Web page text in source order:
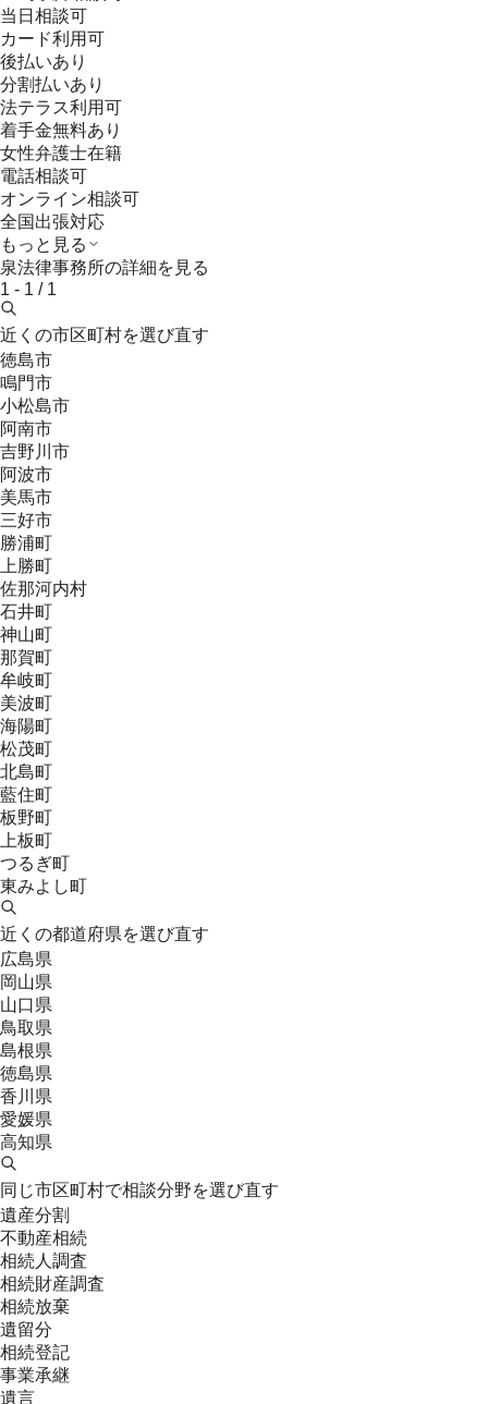
当日相談可
カード利用可
後払いあり
分割払いあり
法テラス利用可
着手金無料あり
女性弁護士在籍
電話相談可
オンライン相談可
全国出張対応
もっと見る
泉法律事務所の詳細を見る
1 - 1 / 1
近くの市区町村を選び直す
徳島市
鳴門市
小松島市
阿南市
吉野川市
阿波市
美馬市
三好市
勝浦町
上勝町
佐那河内村
石井町
神山町
那賀町
牟岐町
美波町
海陽町
松茂町
北島町
藍住町
板野町
上板町
つるぎ町
東みよし町
近くの都道府県を選び直す
広島県
岡山県
山口県
鳥取県
島根県
徳島県
香川県
愛媛県
高知県
同じ市区町村で相談分野を選び直す
遺産分割
不動産相続
相続人調査
相続財産調査
相続放棄
遺留分
相続登記
事業承継
遺言